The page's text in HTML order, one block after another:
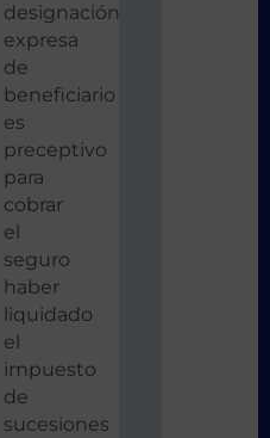
designación
expresa
de
beneficiario
es
preceptivo
para
cobrar
el
seguro
haber
liquidado
el
impuesto
de
sucesiones